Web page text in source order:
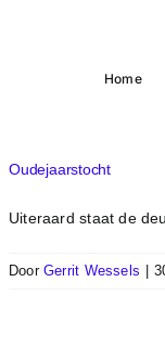
Home
Oudejaarstocht
Uiteraard staat de
DoorGerrit Wessels